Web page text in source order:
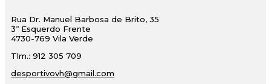
Rua Dr. Manuel Barbosa de Brito, 35
3º Esquerdo Frente
4730-769 Vila Verde
Tlm.: 912 305 709
desportivovh@gmail.com